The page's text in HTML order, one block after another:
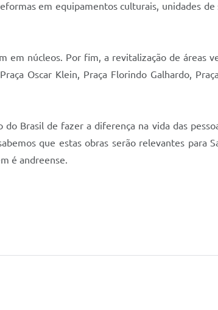
em equipamentos culturais, unidades de
núcleos. Por fim, a revitalização de áreas
Oscar Klein, Praça Florindo Galhardo,
Brasil de fazer a diferença na vida das
que estas obras serão relevantes para
é andreense.